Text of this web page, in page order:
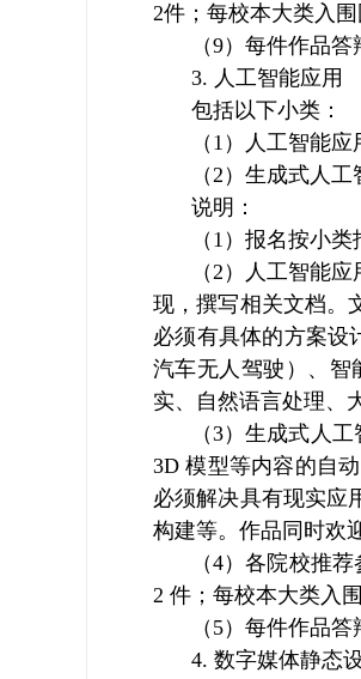
2件；每校本大类入围
（9）每件作品
3. 人工智能应用
包括以下小类：
（1）人工智能应
（2）生成式人
说明：
（1）报名按小
（2）人工智能
现，撰写相关文档。
必须有具体的方案设
汽车无人驾驶）、智
实、自然语言处理、
（3）生成式人
3D 模型等内容的自
必须解决具有现实应
构建等。作品同时欢
（4）各院校推
2 件；每校本大类入
（5）每件作品
4. 数字媒体静态